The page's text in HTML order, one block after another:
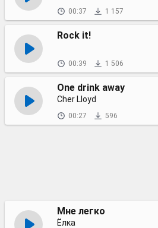
00:37 1 157
Rock it!
00:39 1 506
One drink away
Cher Lloyd
00:27 596
Мне легко
Ёлка